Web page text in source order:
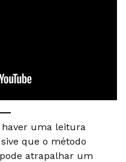
haver uma leitura
que o método
atrapalhar um